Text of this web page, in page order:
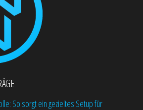
So sorgt ein gezieltes Setup für